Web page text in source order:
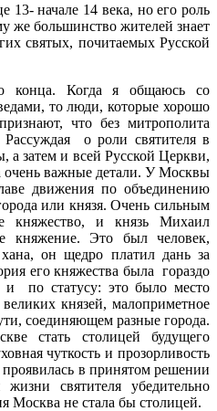
13- начале 14 века, но его роль
же большинство жителей знает
святых, почитаемых Русской
конца. Когда я общаюсь со
то люди, которые хорошо
что без митрополита
о роли святителя в
затем и всей Русской Церкви,
очень важные детали. У Москвы
движения по объединению
или князя. Очень сильным
княжество, и князь Михаил
княжение. Это был человек,
он щедро платил дань за
его княжества была гораздо
по статусу: это было место
князей, малоприметное
соединяющем разные города.
стать столицей будущего
чуткость и прозорливость
в принятом решении
святителя убедительно
Москва не стала бы столицей.